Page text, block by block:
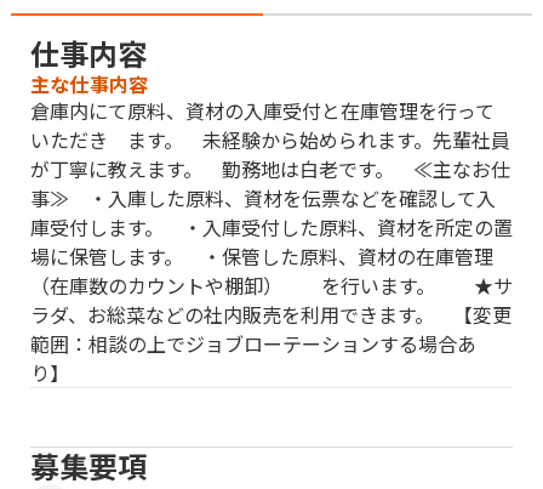
仕事内容
主な仕事内容
倉庫内にて原料、資材の入庫受付と在庫管理を行って
いただき ます。 未経験から始められます。先輩社員
が丁寧に教えます。 勤務地は白老です。 ≪主なお仕
事≫ ・入庫した原料、資材を伝票などを確認して入
庫受付します。 ・入庫受付した原料、資材を所定の置
場に保管します。 ・保管した原料、資材の在庫管理
（在庫数のカウントや棚卸） を行います。 ★サ
ラダ、お総菜などの社内販売を利用できます。 【変更
範囲：相談の上でジョブローテーションする場合あ
り】
募集要項